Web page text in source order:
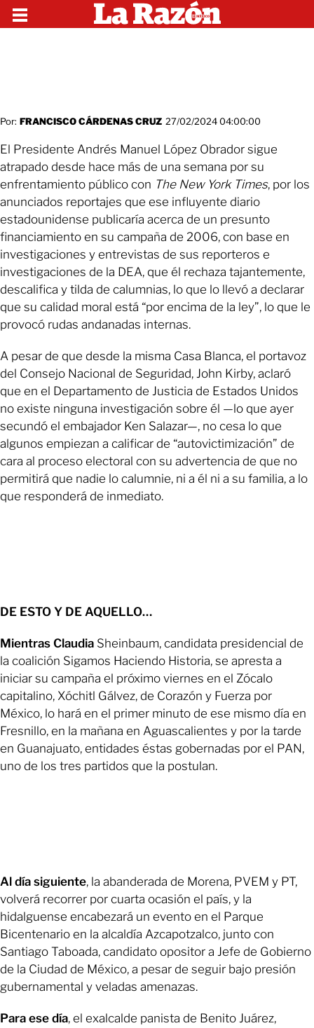
Por: FRANCISCO CÁRDENAS CRUZ 27/02/2024 04:00:00
El Presidente Andrés Manuel López Obrador sigue
atrapado desde hace más de una semana por su
enfrentamiento público con The New York Times, por los
anunciados reportajes que ese influyente diario
estadounidense publicaría acerca de un presunto
financiamiento en su campaña de 2006, con base en
investigaciones y entrevistas de sus reporteros e
investigaciones de la DEA, que él rechaza tajantemente,
descalifica y tilda de calumnias, lo que lo llevó a declarar
que su calidad moral está “por encima de la ley”, lo que le
provocó rudas andanadas internas.
A pesar de que desde la misma Casa Blanca, el portavoz
del Consejo Nacional de Seguridad, John Kirby, aclaró
que en el Departamento de Justicia de Estados Unidos
no existe ninguna investigación sobre él —lo que ayer
secundó el embajador Ken Salazar—, no cesa lo que
algunos empiezan a calificar de “autovictimización” de
cara al proceso electoral con su advertencia de que no
permitirá que nadie lo calumnie, ni a él ni a su familia, a lo
que responderá de inmediato.
DE ESTO Y DE AQUELLO…
Mientras Claudia Sheinbaum, candidata presidencial de
la coalición Sigamos Haciendo Historia, se apresta a
iniciar su campaña el próximo viernes en el Zócalo
capitalino, Xóchitl Gálvez, de Corazón y Fuerza por
México, lo hará en el primer minuto de ese mismo día en
Fresnillo, en la mañana en Aguascalientes y por la tarde
en Guanajuato, entidades éstas gobernadas por el PAN,
uno de los tres partidos que la postulan.
Al día siguiente, la abanderada de Morena, PVEM y PT,
volverá recorrer por cuarta ocasión el país, y la
hidalguense encabezará un evento en el Parque
Bicentenario en la alcaldía Azcapotzalco, junto con
Santiago Taboada, candidato opositor a Jefe de Gobierno
de la Ciudad de México, a pesar de seguir bajo presión
gubernamental y veladas amenazas.
Para ese día, el exalcalde panista de Benito Juárez,